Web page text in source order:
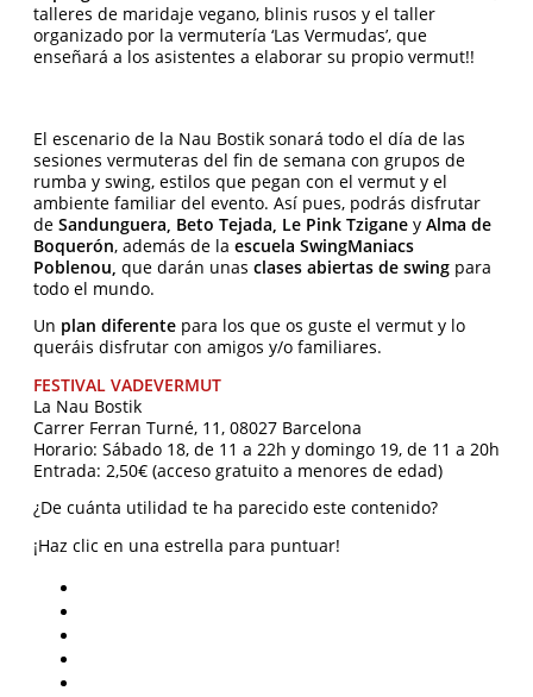
talleres de maridaje vegano, blinis rusos y el taller
organizado por la vermutería ‘Las Vermudas’, que
enseñará a los asistentes a elaborar su propio vermut!!
El escenario de la Nau Bostik sonará todo el día de las
sesiones vermuteras del fin de semana con grupos de
rumba y swing, estilos que pegan con el vermut y el
ambiente familiar del evento. Así pues, podrás disfrutar
de Sandunguera, Beto Tejada, Le Pink Tzigane y Alma de
Boquerón, además de la escuela SwingManiacs
Poblenou, que darán unas clases abiertas de swing para
todo el mundo.
Un plan diferente para los que os guste el vermut y lo
queráis disfrutar con amigos y/o familiares.
FESTIVAL VADEVERMUT
La Nau Bostik
Carrer Ferran Turné, 11, 08027 Barcelona
Horario: Sábado 18, de 11 a 22h y domingo 19, de 11 a 20h
Entrada: 2,50€ (acceso gratuito a menores de edad)
¿De cuánta utilidad te ha parecido este contenido?
¡Haz clic en una estrella para puntuar!